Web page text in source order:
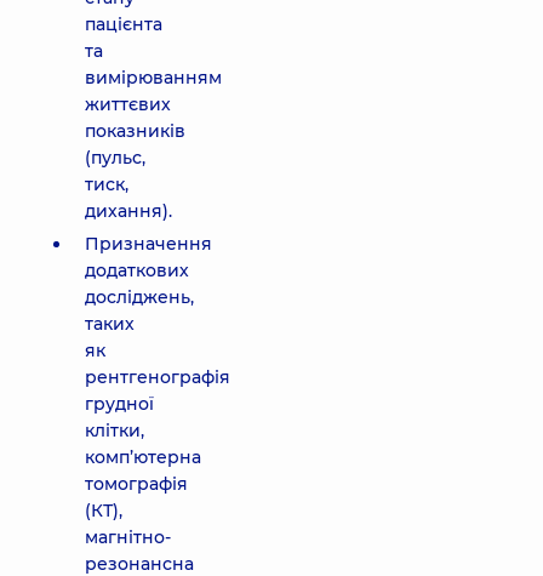
пацієнта
та
вимірюванням
життєвих
показників
(пульс,
тиск,
дихання).
Призначення
додаткових
досліджень,
таких
як
рентгенографія
грудної
клітки,
комп’ютерна
томографія
(КТ),
магнітно-
резонансна